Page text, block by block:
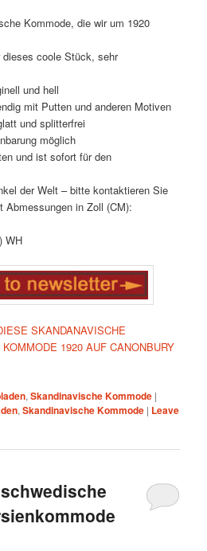
Kommode, die wir um 1920
coole Stück, sehr
und hell
mit Putten und anderen Motiven
und splitterfrei
möglich
und ist sofort für den
der Welt – bitte kontaktieren Sie
Abmessungen in Zoll (CM):
WH
SKANDANAVISCHE
1920 AUF CANONBURY
,Skandinavische Kommode |
,Skandinavische Kommode | Leave